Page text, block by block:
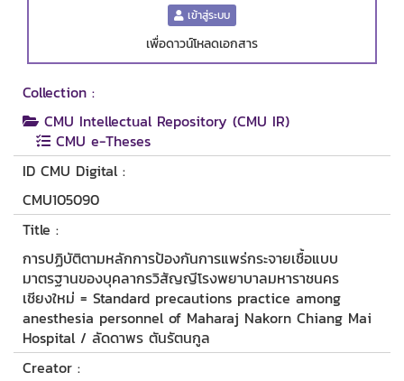
เข้าสู่ระบบ
เพื่อดาวน์โหลดเอกสาร
Collection :
CMU Intellectual Repository (CMU IR)
CMU e-Theses
ID CMU Digital :
CMU105090
Title :
การปฏิบัติตามหลักการป้องกันการแพร่กระจายเชื้อแบบ
มาตรฐานของบุคลากรวิสัญญีโรงพยาบาลมหาราชนคร
เชียงใหม่ = Standard precautions practice among
anesthesia personnel of Maharaj Nakorn Chiang Mai
Hospital / ลัดดาพร ตันรัตนกูล
Creator :